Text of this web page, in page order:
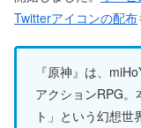
Twitterアイコンの配布
『原神』は、
アクションRPG
ト」という幻想世